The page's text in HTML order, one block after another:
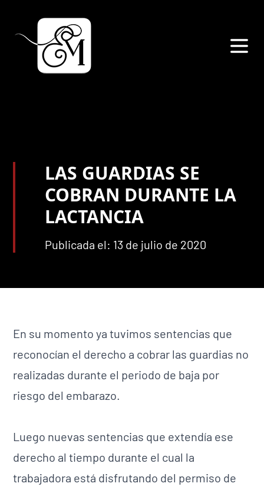
LAS GUARDIAS SE
COBRAN DURANTE LA
LACTANCIA
Publicada el: 13 de julio de 2020
En su momento ya tuvimos sentencias que
reconocían el derecho a cobrar las guardias no
realizadas durante el periodo de baja por
riesgo del embarazo.
Luego nuevas sentencias que extendía ese
derecho al tiempo durante el cual la
trabajadora está disfrutando del permiso de